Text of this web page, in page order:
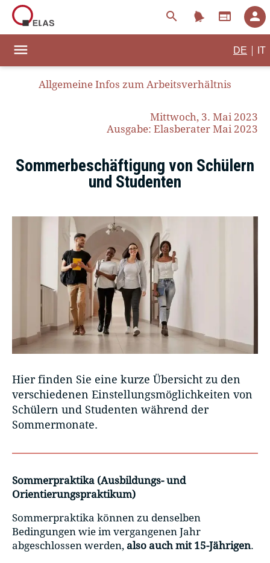
search notifications web person
menu DE IT
Allgemeine Infos zum Arbeitsverhältnis
Mittwoch, 3. Mai 2023
Ausgabe: Elasberater Mai 2023
Sommerbeschäftigung von Schülern
und Studenten
Hier finden Sie eine kurze Übersicht zu den
verschiedenen Einstellungsmöglichkeiten von
Schülern und Studenten während der
Sommermonate.
Sommerpraktika (Ausbildungs- und
Orientierungspraktikum)
Sommerpraktika können zu denselben
Bedingungen wie im vergangenen Jahr
abgeschlossen werden, also auch mit 15-Jährigen.